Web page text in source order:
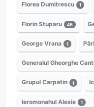
Florea Dumitrescu 1
Florin Stuparu 45
George Vrana 1
Generalul Gheorghe
Grupul Carpatin 1
Ieromonahul Alexie 1